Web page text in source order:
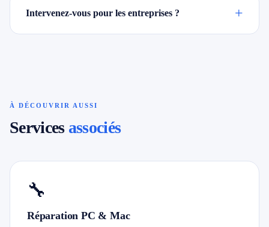
Intervenez-vous pour les entreprises ? +
À DÉCOUVRIR AUSSI
Services associés
🔧
Réparation PC & Mac